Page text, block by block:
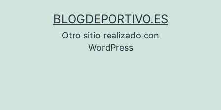
BLOGDEPORTIVO.ES
Otro sitio realizado con
WordPress